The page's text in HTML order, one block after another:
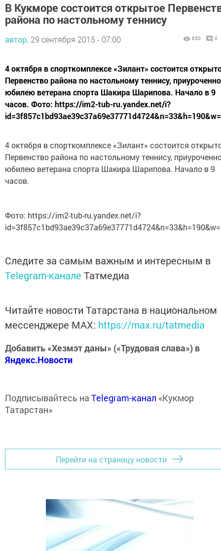
В Кукморе состоится открытое
района по настольному теннису
автор, 29 сентября 2015 - 07:00 630 0
4 октября в спорткомплексе «Зилант» состоится
Первенство района по настольному теннису,
юбилею ветерана спорта Шакира Шарипова. Начало в 9
часов. Фото: https://im2-tub-ru.yandex.net/i?
4 октября в спорткомплексе «Зилант» состоится
Первенство района по настольному теннису,
юбилею ветерана спорта Шакира Шарипова. Начало в 9
часов.
Фото: https://im2-tub-ru.yandex.net/i?
Следите за самым важным и интересным в
Telegram-канале Татмедиа
Читайте новости Татарстана в национальном
мессенджере MАХ: https://max.ru/tatmedia
Добавить «Хезмэт даны» («Трудовая слава») в
Яндекс.Новости
Подписывайтесь на Telegram-канал «Кукмор
Татарстан»
Перейти на страницу новости